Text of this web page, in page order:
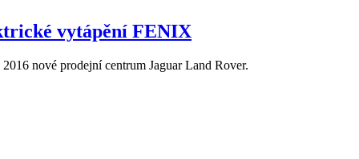
vytápění FENIX
nové prodejní centrum Jaguar Land Rover.